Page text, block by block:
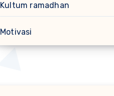
Kultum ramadhan
Motivasi